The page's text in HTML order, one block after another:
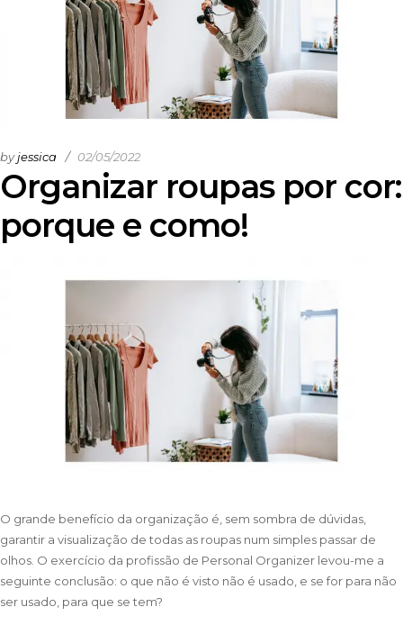
Organizar roupas por cor:
porque e como!
byjessica 02/05/2022
O grande benefício da organização é, sem sombra de dúvidas,
garantir a visualização de todas as roupas num simples passar de
olhos. O exercício da profissão de Personal Organizer levou-me a
seguinte conclusão: o que não é visto não é usado, e se for para não
ser usado, para que se tem?